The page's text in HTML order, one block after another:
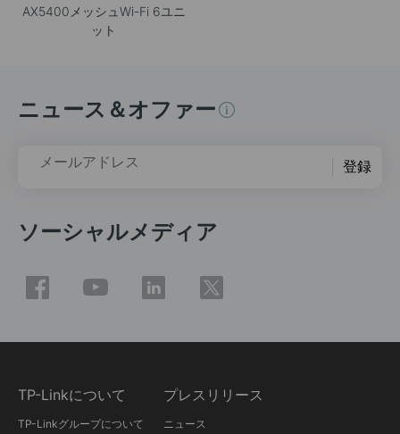
AX5400メッシュWi-Fi 6ユニ
ット
ニュース＆オファー
メールアドレス 登録
ソーシャルメディア
TP-Linkについて
TP-Linkグループについて
プレスリリース
ニュース